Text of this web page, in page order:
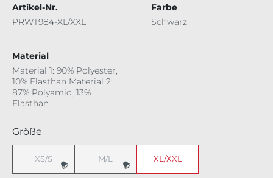
Artikel-Nr.
PRWT984-XL/XXL
Farbe
Schwarz
Material
Material 1: 90% Polyester,
10% Elasthan Material 2:
87% Polyamid, 13%
Elasthan
Größe
XS/S M/L XL/XXL